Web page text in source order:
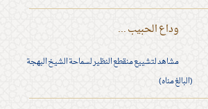
وداع الحبيب ...
مشاهد لتشييع منقطع النظير لسماحة الشيخ البهجة
(البالغ مناه)